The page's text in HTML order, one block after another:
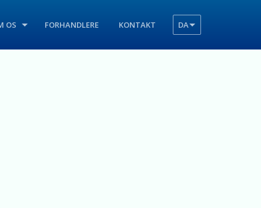
OS FORHANDLERE KONTAKT DA